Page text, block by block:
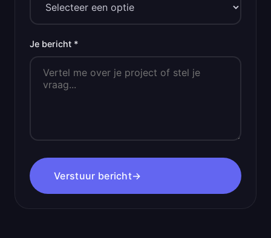
Je bericht *
Verstuur bericht→